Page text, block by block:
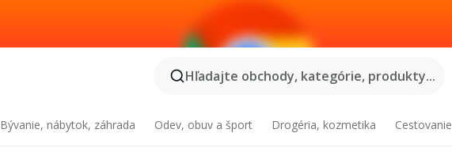
Hľadajte obchody, kategórie, produkty...
Bývanie, nábytok, záhrada Odev, obuv a šport Drogéria, kozmetika Cestovanie